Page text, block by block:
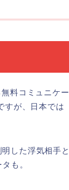
料コミュニケー
すが、日本では
した浮気相手と
も。